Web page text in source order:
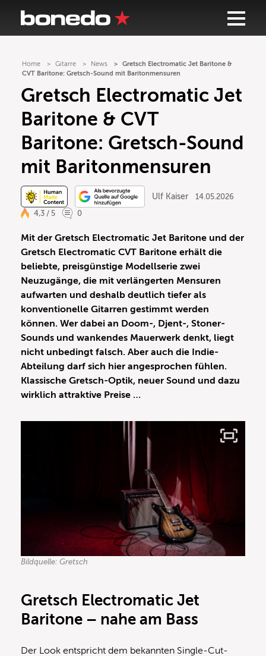
Home Gitarre News
Gretsch Electromatic Jet Baritone &
CVT Baritone: Gretsch-Sound mit Baritonmensuren
Gretsch Electromatic Jet
Baritone & CVT
Baritone: Gretsch-Sound
mit Baritonmensuren
Ulf Kaiser
14.05.2026
4,3 / 5
0
Mit der Gretsch Electromatic Jet Baritone und der
Gretsch Electromatic CVT Baritone erhält die
beliebte, preisgünstige Modellserie zwei
Neuzugänge, die mit verlängerten Mensuren
aufwarten und deshalb deutlich tiefer als
konventionelle Gitarren gestimmt werden
können. Wer dabei an Doom-, Djent-, Stoner-
Sounds und wankendes Mauerwerk denkt, liegt
nicht unbedingt falsch. Aber auch die Indie-
Abteilung darf sich hier angesprochen fühlen.
Klassische Gretsch-Optik, neuer Sound und dazu
wirklich attraktive Preise …
Bildquelle: Gretsch
Gretsch Electromatic Jet
Baritone – nahe am Bass
Der Look entspricht dem bekannten Single-Cut-